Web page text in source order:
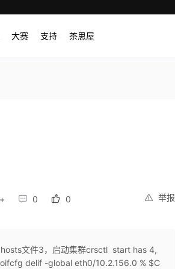
大赛 支持 茶思屋
举报
0 0
hosts文件3，启动集群crsctl start has 4,
delif -global eth0/10.2.156.0 % $C